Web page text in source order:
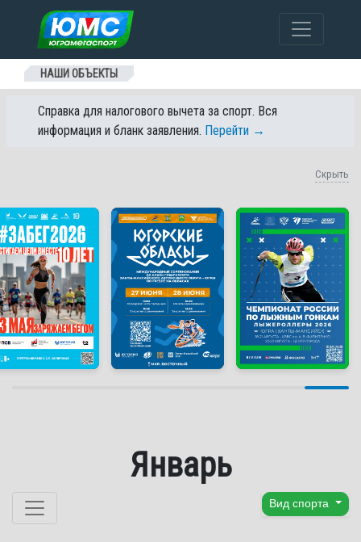
Перейти к содержанию
НАШИ ОБЪЕКТЫ
Справка для налогового вычета за спорт. Вся
информация и бланк заявления. Перейти →
Скрыть
Январь
Перейти к содержанию Вид спорта